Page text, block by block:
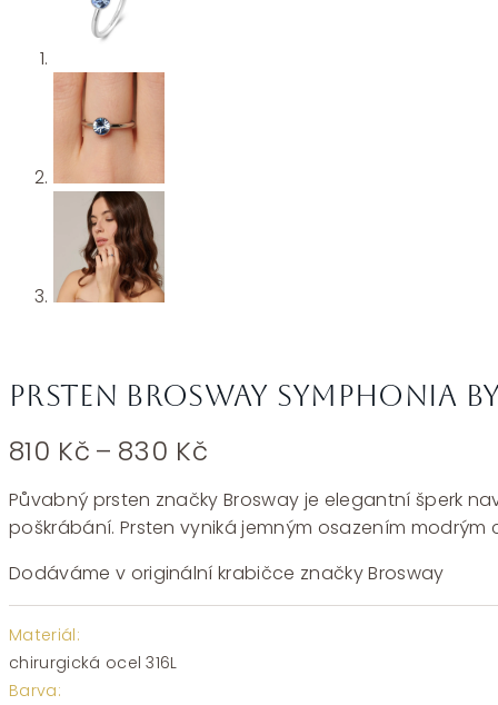
Prsten Brosway Symphonia
810 Kč – 830 KčRozpětí
810 Kč
až
830 Kč
Půvabný prsten značky Brosway je elegantní šperk
poškrábání. Prsten vyniká jemným osazením
Dodáváme v originální krabičce značky Brosway
Materiál:
chirurgická ocel 316L
Barva: